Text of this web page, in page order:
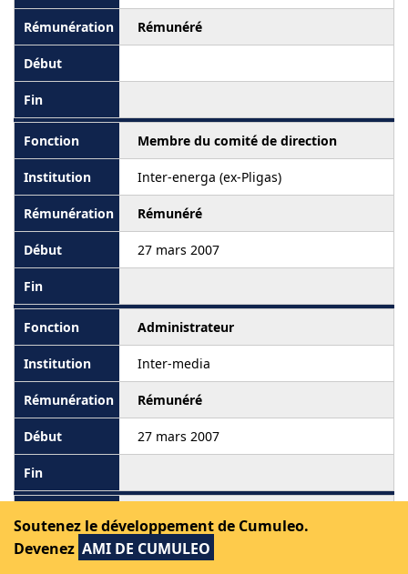
Rémunéré
Membre du comité de direction
Inter-energa (ex-Pligas)
Rémunéré
27 mars 2007
Administrateur
Inter-media
Rémunéré
27 mars 2007
Spirit Section locale
Soutenez le développement de Cumuleo.
Devenez AMI DE CUMULEO